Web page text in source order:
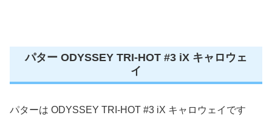
パター ODYSSEY TRI-HOT #3 iX キャロウェ
イ
パターは ODYSSEY TRI-HOT #3 iX キャロウェイです